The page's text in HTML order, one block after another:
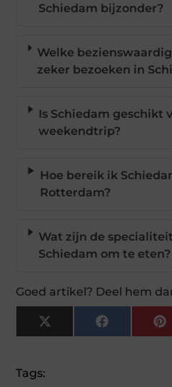
Schiedam bijzonder?
Welke
zeker bezoeken in
Is Schiedam geschikt
weekendtrip?
Hoe bereik ik
Rotterdam?
Wat zijn de
Schiedam om te eten?
Goed artikel? Deel hem
X
(Twitter)
Facebook
Tags: